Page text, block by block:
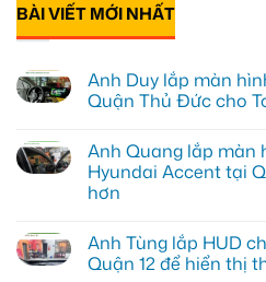
BÀI VIẾT MỚI NHẤT
Anh Duy lắp màn
Quận Thủ Đức cho
bình
luận
ở
Anh
màn
hình
Android
Anh Quang lắp màn
Hyundai Accent tại
hơn
bình
luận
ở
Anh Tùng lắp HUD
Quận 12 để hiển thị